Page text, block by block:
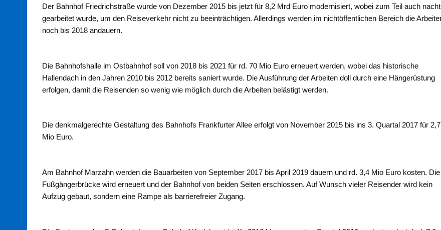
Der Bahnhof Friedrichstraße wurde von Dezember 2015 bis jetzt für 8,2 Mrd Euro modernisiert, wobei zum Teil auch
gearbeitet wurde, um den Reiseverkehr nicht zu beeinträchtigen. Allerdings werden im nichtöffentlichen Bereich die
noch bis 2018 andauern.
Die Bahnhofshalle im Ostbahnhof soll von 2018 bis 2021 für rd. 70 Mio Euro erneuert werden, wobei das historische
Hallendach in den Jahren 2010 bis 2012 bereits saniert wurde. Die Ausführung der Arbeiten doll durch eine Hängerüstung
erfolgen, damit die Reisenden so wenig wie möglich durch die Arbeiten belästigt werden.
Die denkmalgerechte Gestaltung des Bahnhofs Frankfurter Allee erfolgt von November 2015 bis ins 3. Quartal 2017 für 2,7
Mio Euro.
Am Bahnhof Marzahn werden die Bauarbeiten von September 2017 bis April 2019 dauern und rd. 3,4 Mio Euro kosten. Die
Fußgängerbrücke wird erneuert und der Bahnhof von beiden Seiten erschlossen. Auf Wunsch vieler Reisender wird kein
Aufzug gebaut, sondern eine Rampe als barrierefreier Zugang.